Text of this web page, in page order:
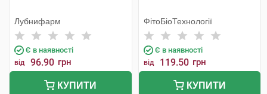
Лубнифарм
Є в наявності
від 96.90 грн
КУПИТИ
ФітоБіоТехнології
Є в наявності
від 119.50 грн
КУПИТИ